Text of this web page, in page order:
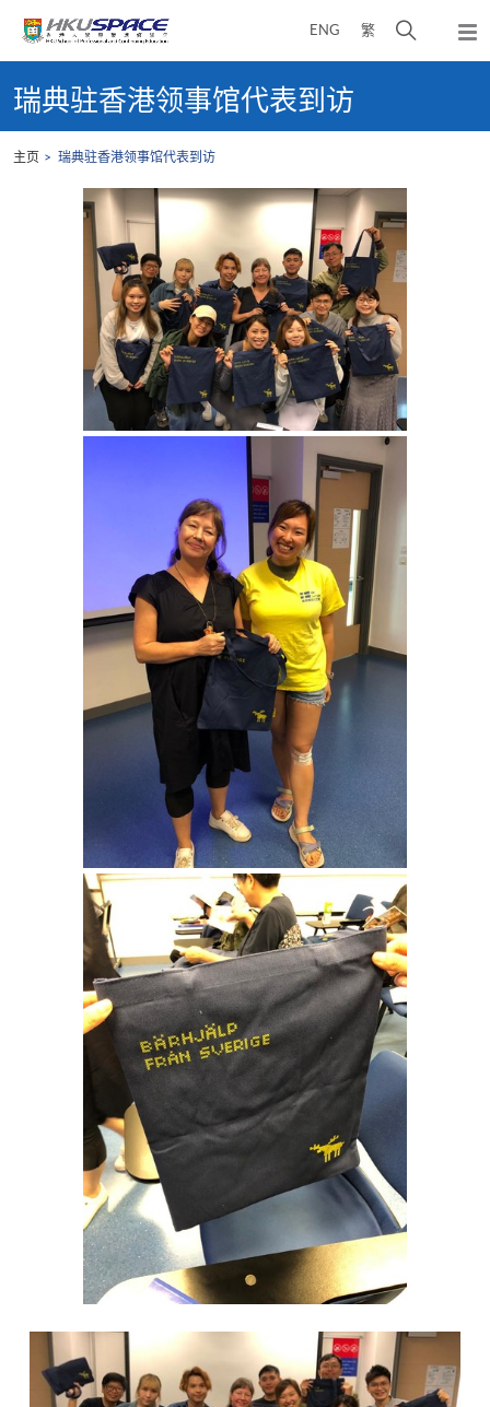
ENG 繁
开
弹
出
单
content
start瑞典驻香港领事馆代表到访
主页 瑞典驻香港领事馆代表到访